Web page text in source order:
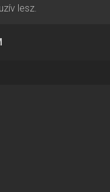
lesz.